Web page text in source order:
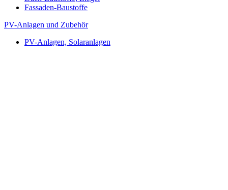
Fassaden-Baustoffe
PV-Anlagen und Zubehör
PV-Anlagen, Solaranlagen